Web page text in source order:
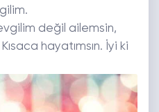
değil ailemsin,
hayatımsın. İyi ki